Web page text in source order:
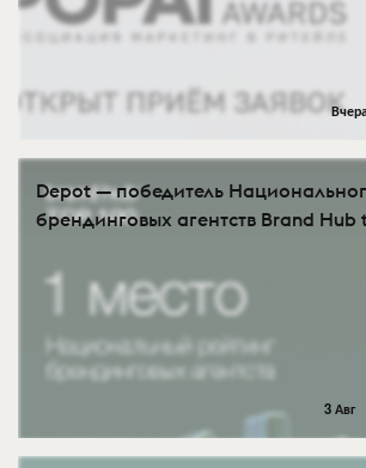
Depot — победитель
брендинговых агентств Brand
3 Авг